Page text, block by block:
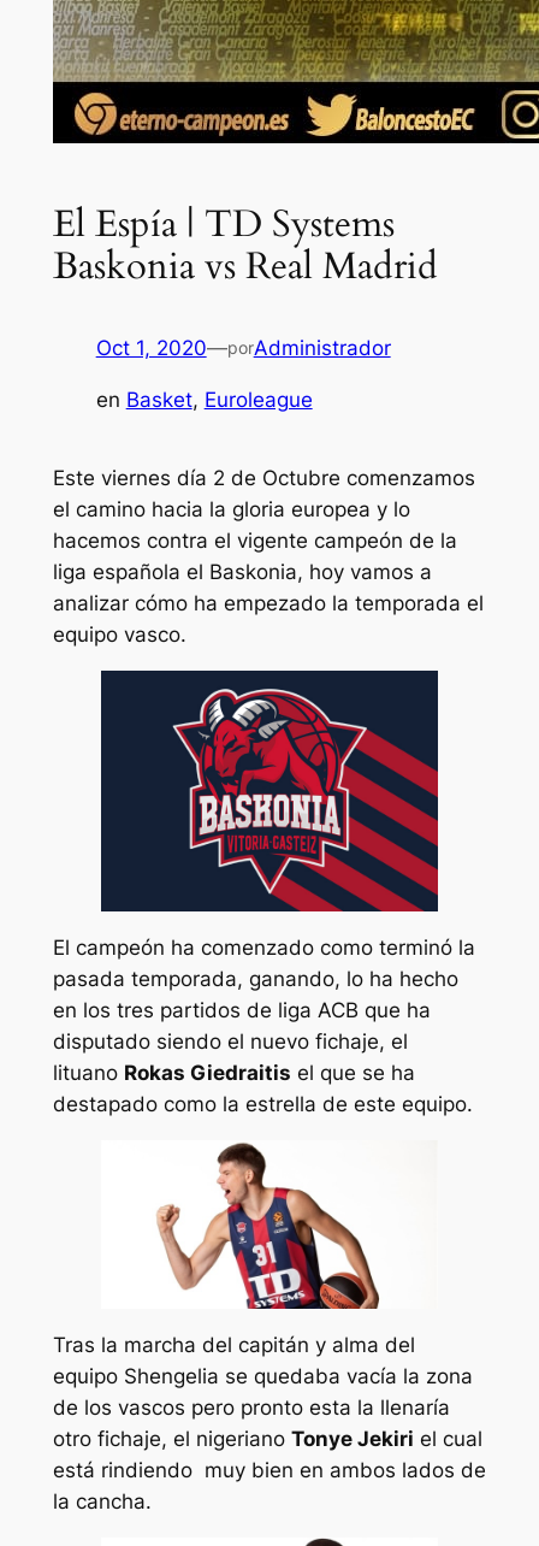
El Espía | TD Systems
Baskonia vs Real Madrid
Oct 1, 2020—porAdministrador
en Basket, Euroleague
Este viernes día 2 de Octubre comenzamos
el camino hacia la gloria europea y lo
hacemos contra el vigente campeón de la
liga española el Baskonia, hoy vamos a
analizar cómo ha empezado la temporada el
equipo vasco.
El campeón ha comenzado como terminó la
pasada temporada, ganando, lo ha hecho
en los tres partidos de liga ACB que ha
disputado siendo el nuevo fichaje, el
lituano Rokas Giedraitis el que se ha
destapado como la estrella de este equipo.
Tras la marcha del capitán y alma del
equipo Shengelia se quedaba vacía la zona
de los vascos pero pronto esta la llenaría
otro fichaje, el nigeriano Tonye Jekiri el cual
está rindiendo muy bien en ambos lados de
la cancha.